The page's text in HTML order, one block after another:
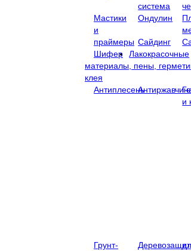
система
Мастики
и
праймеры
Ондулин
Сайдинг
Шифер
Лакокрасочные
материалы, пены,
клея
Антиплесень
и
Грунт-